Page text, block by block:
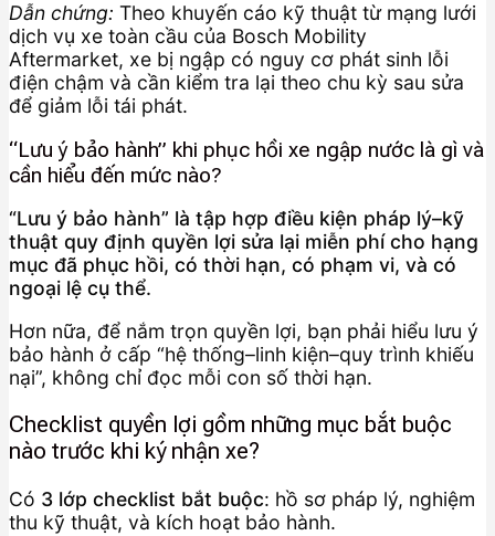
Dẫn chứng: Theo khuyến cáo kỹ thuật từ mạng lưới
dịch vụ xe toàn cầu của Bosch Mobility
Aftermarket, xe bị ngập có nguy cơ phát sinh lỗi
điện chậm và cần kiểm tra lại theo chu kỳ sau sửa
để giảm lỗi tái phát.
“Lưu ý bảo hành” khi phục hồi xe ngập nước là gì và
cần hiểu đến mức nào?
“Lưu ý bảo hành” là tập hợp điều kiện pháp lý–kỹ
thuật quy định quyền lợi sửa lại miễn phí cho hạng
mục đã phục hồi, có thời hạn, có phạm vi, và có
ngoại lệ cụ thể.
Hơn nữa, để nắm trọn quyền lợi, bạn phải hiểu lưu ý
bảo hành ở cấp “hệ thống–linh kiện–quy trình khiếu
nại”, không chỉ đọc mỗi con số thời hạn.
Checklist quyền lợi gồm những mục bắt buộc
nào trước khi ký nhận xe?
Có 3 lớp checklist bắt buộc: hồ sơ pháp lý, nghiệm
thu kỹ thuật, và kích hoạt bảo hành.